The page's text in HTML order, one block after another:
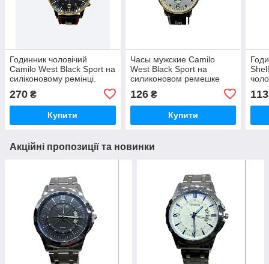
Годинник чоловічий
Camilo West Black Sport на
силіконовому ремінці.
270 ₴
Купити
Часы мужские Camilo
West Black Sport на
силиконовом ремешке
126₴
Купити
113
Акційні пропозиції та новинки